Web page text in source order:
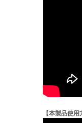
【本製品使